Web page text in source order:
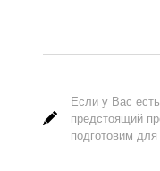
Если у Вас
предстоящий
подготовим